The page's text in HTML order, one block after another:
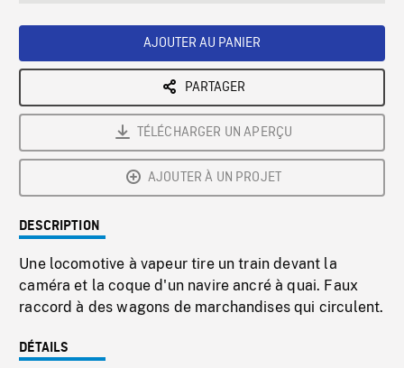
AJOUTER AU PANIER
PARTAGER
TÉLÉCHARGER UN APERÇU
AJOUTER À UN PROJET
DESCRIPTION
Une locomotive à vapeur tire un train devant la
caméra et la coque d'un navire ancré à quai. Faux
raccord à des wagons de marchandises qui circulent.
DÉTAILS